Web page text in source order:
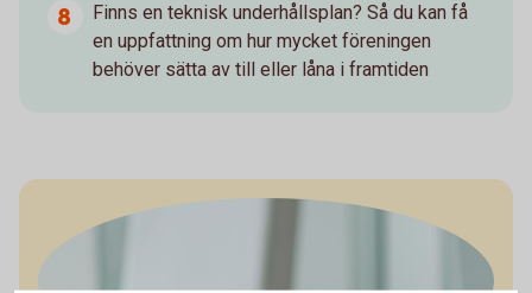
Finns en teknisk underhållsplan? Så du kan få
en uppfattning om hur mycket föreningen
behöver sätta av till eller låna i framtiden